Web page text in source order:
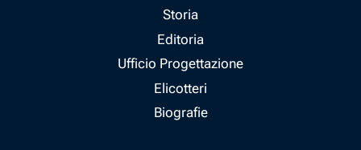
Storia
Editoria
Ufficio Progettazione
Elicotteri
Biografie